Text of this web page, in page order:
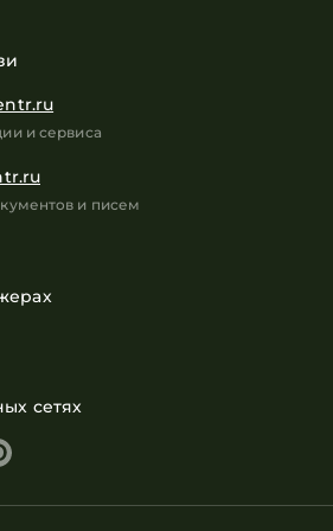
и сервиса
и писем
сетях